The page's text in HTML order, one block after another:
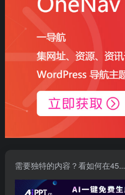
需要独特的内容？看如何在45...